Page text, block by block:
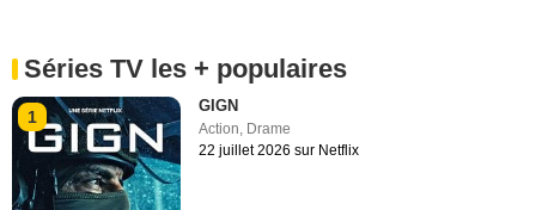
Séries TV les + populaires
1
GIGN
Action, Drame
22 juillet 2026 sur Netflix